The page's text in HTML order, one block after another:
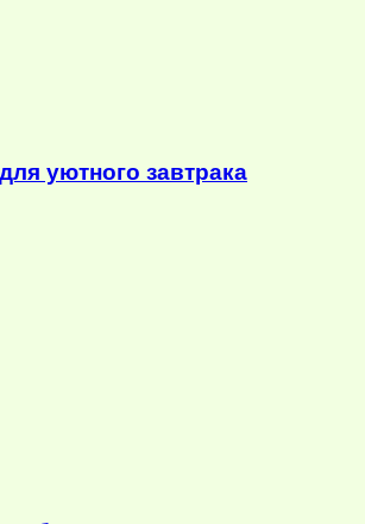
уютного завтрака